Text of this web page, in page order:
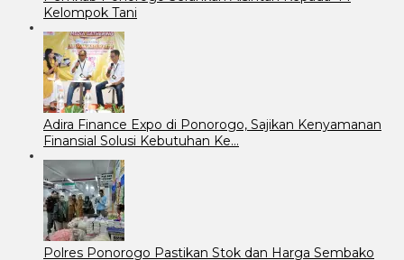
Kelompok Tani
Adira Finance Expo di Ponorogo, Sajikan Kenyamanan
Finansial Solusi Kebutuhan Ke…
Polres Ponorogo Pastikan Stok dan Harga Sembako